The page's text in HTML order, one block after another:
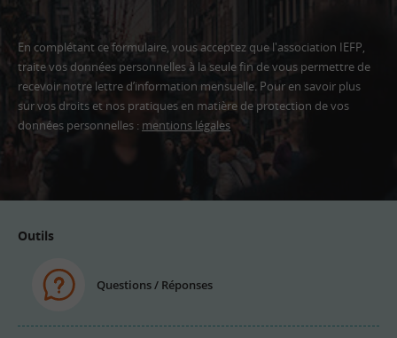
En complétant ce formulaire, vous acceptez que l'association IEFP,
traite vos données personnelles à la seule fin de vous permettre de
recevoir notre lettre d’information mensuelle. Pour en savoir plus
sur vos droits et nos pratiques en matière de protection de vos
données personnelles : mentions légales
Outils
Questions / Réponses